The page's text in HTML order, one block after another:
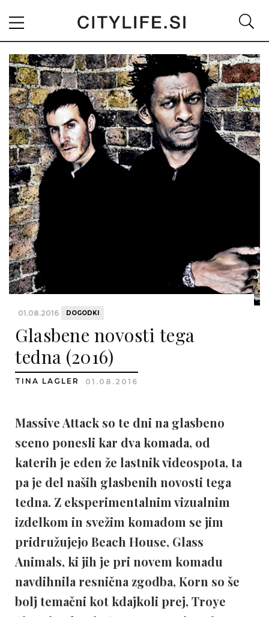
01.08.2016 DOGODKI
Glasbene novosti tega
tedna (2016)
TINA LAGLER 01.08.2016
Massive Attack so te dni na glasbeno
sceno ponesli kar dva komada, od
katerih je eden že lastnik videospota, ta
pa je del naših glasbenih novosti tega
tedna. Z eksperimentalnim vizualnim
izdelkom in svežim komadom se jim
pridružujejo Beach House, Glass
Animals, ki jih je pri novem komadu
navdihnila resnična zgodba, Korn so še
bolj temačni kot kdajkoli prej, Troye